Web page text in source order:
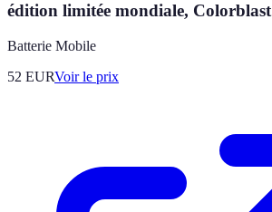
édition limitée mondiale, Colorblast
Batterie Mobile
52 EURVoir le prix